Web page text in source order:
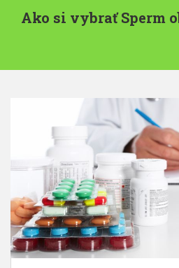
k
Ako si vybrať Sperm